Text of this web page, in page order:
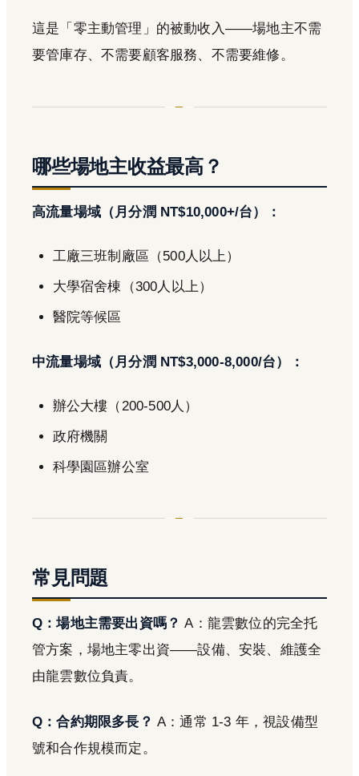
這是「零主動管理」的被動收入——場地主不需
要管庫存、不需要顧客服務、不需要維修。
哪些場地主收益最高？
高流量場域（月分潤 NT$10,000+/台）：
工廠三班制廠區（500人以上）
大學宿舍棟（300人以上）
醫院等候區
中流量場域（月分潤 NT$3,000-8,000/台）：
辦公大樓（200-500人）
政府機關
科學園區辦公室
常見問題
Q：場地主需要出資嗎？ A：龍雲數位的完全托
管方案，場地主零出資——設備、安裝、維護全
由龍雲數位負責。
Q：合約期限多長？ A：通常 1-3 年，視設備型
號和合作規模而定。